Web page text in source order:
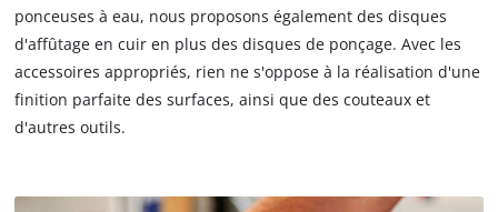
ponceuses à eau, nous proposons également des disques
d'affûtage en cuir en plus des disques de ponçage. Avec les
accessoires appropriés, rien ne s'oppose à la réalisation d'une
finition parfaite des surfaces, ainsi que des couteaux et
d'autres outils.